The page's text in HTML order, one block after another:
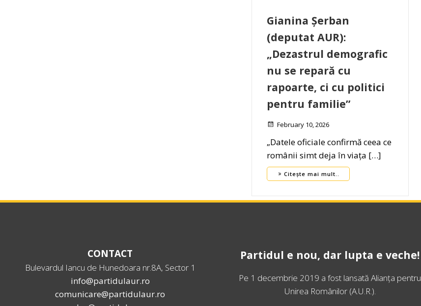
Gianina Șerban
(deputat AUR):
„Dezastrul demografic
nu se repară cu
rapoarte, ci cu politici
pentru familie”
February 10, 2026
„Datele oficiale confirmă ceea ce
românii simt deja în viața […]
Citește mai mult..
CONTACT
Bulevardul Iancu de Hunedoara nr.8A, Sector 1
info@partidulaur.ro
comunicare@partidulaur.ro
Partidul e nou, dar lupta e veche!
Pe 1 decembrie 2019 a fost lansatăAlianța pentru
Unirea Românilor(A.U.R.).